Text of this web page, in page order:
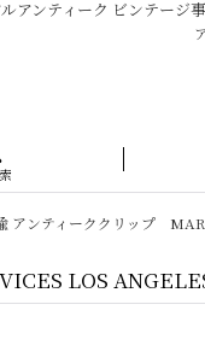
アンティーク ビンテージ
アンティーククリップ
LOS